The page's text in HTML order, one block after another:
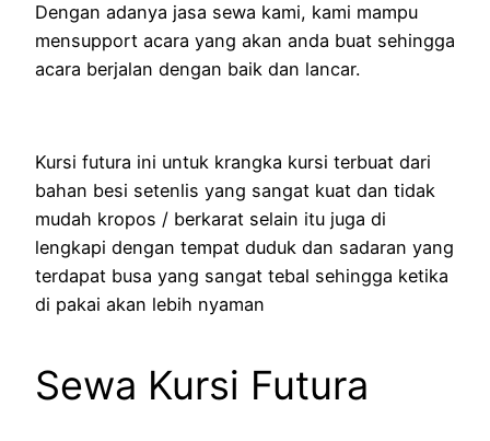
Dengan adanya jasa sewa kami, kami mampu
mensupport acara yang akan anda buat sehingga
acara berjalan dengan baik dan lancar.
Kursi futura ini untuk krangka kursi terbuat dari
bahan besi setenlis yang sangat kuat dan tidak
mudah kropos / berkarat selain itu juga di
lengkapi dengan tempat duduk dan sadaran yang
terdapat busa yang sangat tebal sehingga ketika
di pakai akan lebih nyaman
Sewa Kursi Futura